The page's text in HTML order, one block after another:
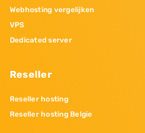
Webhosting vergelijken
VPS
Dedicated server
Reseller
Reseller hosting
Reseller hosting Belgie